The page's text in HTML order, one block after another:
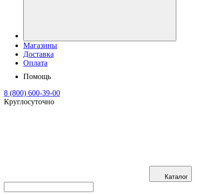
Магазины
Доставка
Оплата
Помощь
8 (800) 600-39-00
Круглосуточно
Каталог